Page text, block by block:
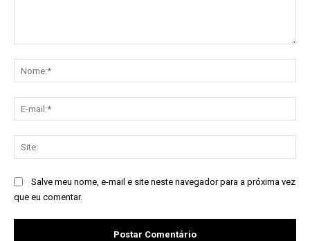
Salve meu nome, e-mail e site neste navegador para a próxima vez
que eu comentar.